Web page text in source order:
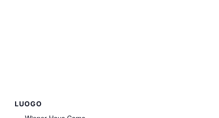
LUOGO